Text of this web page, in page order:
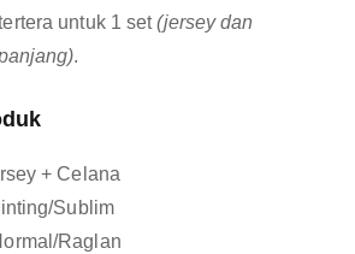
untuk 1 set(jersey dan
.
+ Celana
Sublim
Raglan